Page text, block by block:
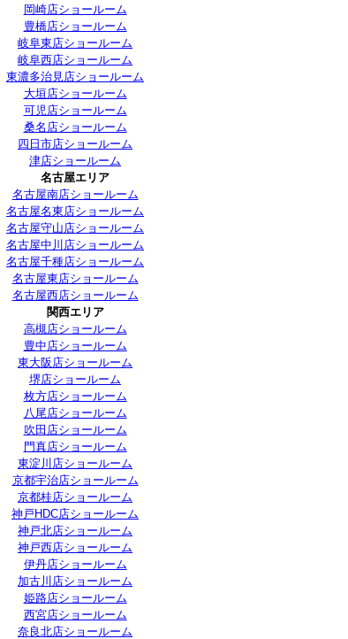
岡崎店ショールーム
豊橋店ショールーム
岐阜東店ショールーム
岐阜西店ショールーム
東濃多治見店ショールーム
大垣店ショールーム
可児店ショールーム
桑名店ショールーム
四日市店ショールーム
津店ショールーム
名古屋エリア
名古屋南店ショールーム
名古屋名東店ショールーム
名古屋守山店ショールーム
名古屋中川店ショールーム
名古屋千種店ショールーム
名古屋東店ショールーム
名古屋西店ショールーム
関西エリア
高槻店ショールーム
豊中店ショールーム
東大阪店ショールーム
堺店ショールーム
枚方店ショールーム
八尾店ショールーム
吹田店ショールーム
門真店ショールーム
東淀川店ショールーム
京都宇治店ショールーム
京都桂店ショールーム
神戸HDC店ショールーム
神戸北店ショールーム
神戸西店ショールーム
伊丹店ショールーム
加古川店ショールーム
姫路店ショールーム
西宮店ショールーム
奈良北店ショールーム